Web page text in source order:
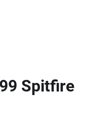
Spitfire